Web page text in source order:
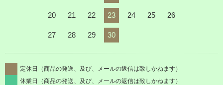
20 21 22 23 24 25 26
27 28 29 30
定休日（商品の発送、及び、メールの返信は致しかねます）
休業日（商品の発送、及び、メールの返信は致しかねます）